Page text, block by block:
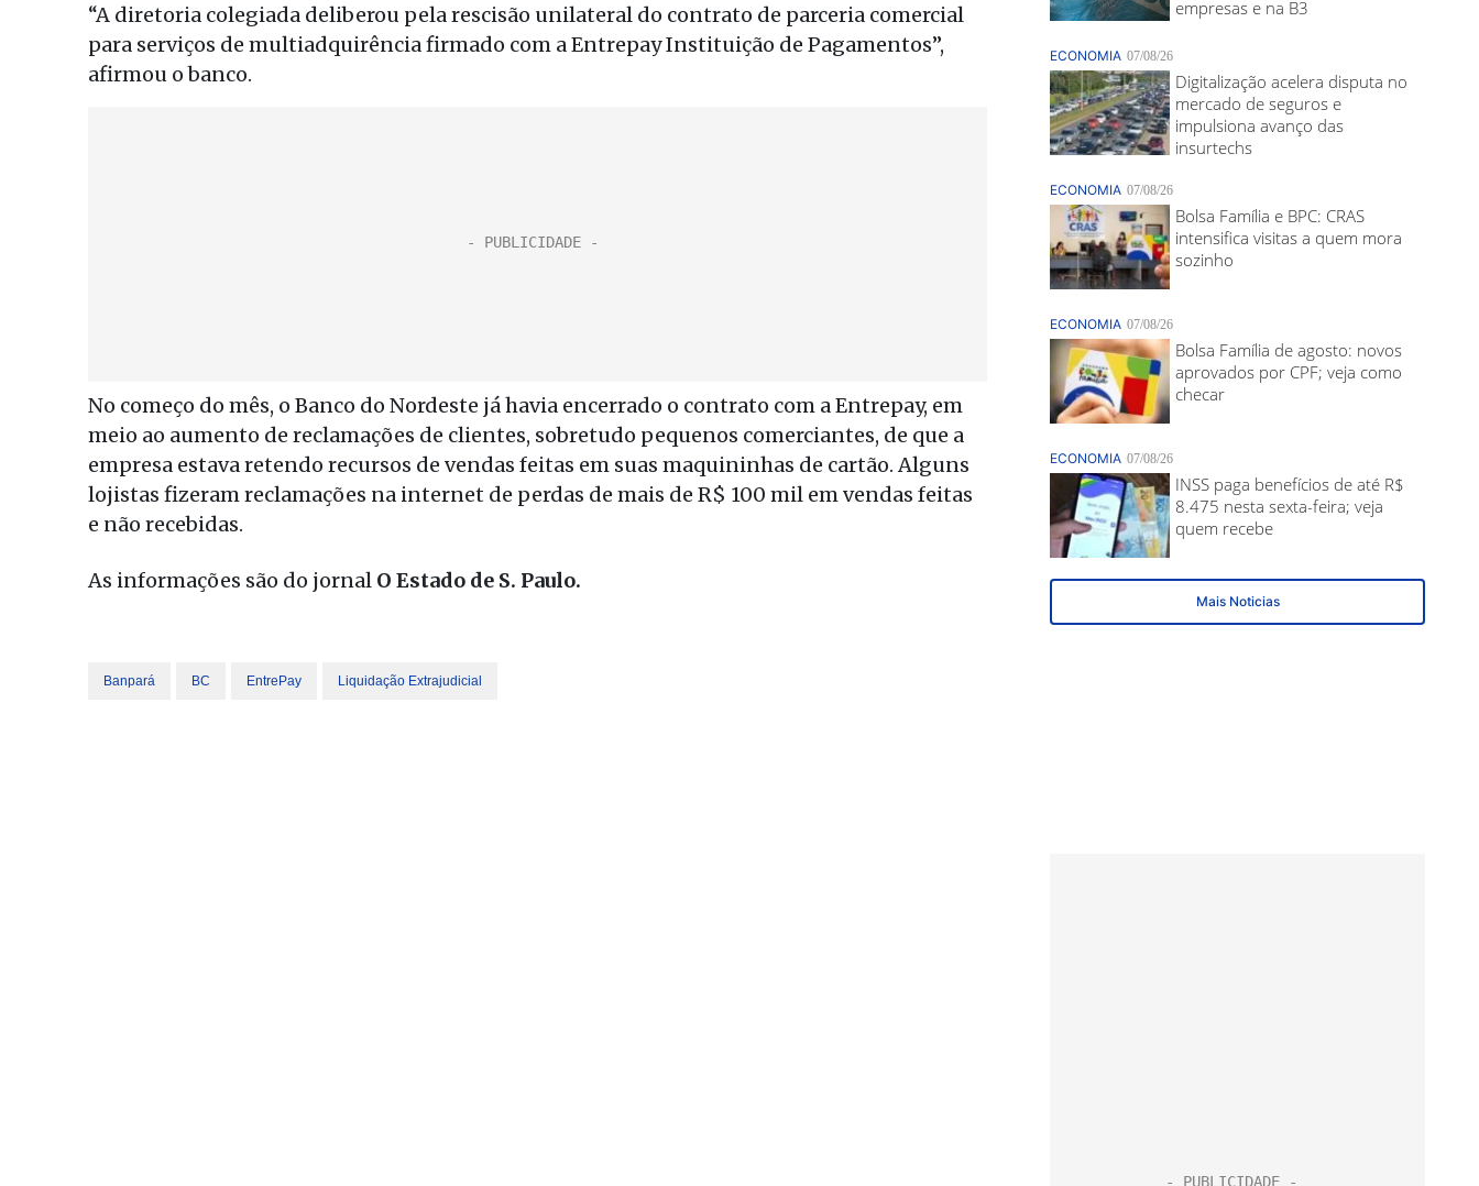
“A diretoria colegiada deliberou pela rescisão unilateral do contrato de parceria comercial
para serviços de multiadquirência firmado com a Entrepay Instituição de Pagamentos”,
afirmou o banco.
No começo do mês, o Banco do Nordeste já havia encerrado o contrato com a Entrepay, em
meio ao aumento de reclamações de clientes, sobretudo pequenos comerciantes, de que a
empresa estava retendo recursos de vendas feitas em suas maquininhas de cartão. Alguns
lojistas fizeram reclamações na internet de perdas de mais de R$ 100 mil em vendas feitas
e não recebidas.
As informações são do jornal O Estado de S. Paulo.
Banpará BC EntrePay Liquidação Extrajudicial